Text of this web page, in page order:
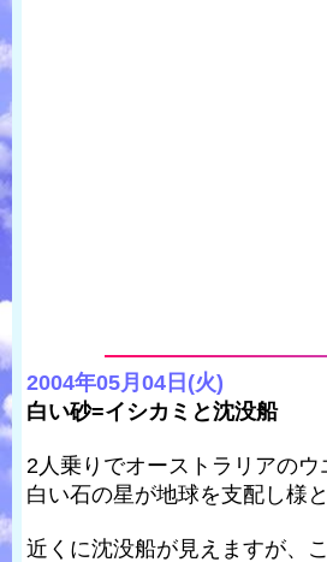
2004年05月04日(火)
白い砂=イシカミと沈没船
2人乗りでオーストラリアの
白い石の星が地球を支配し様
近くに沈没船が見えますが、